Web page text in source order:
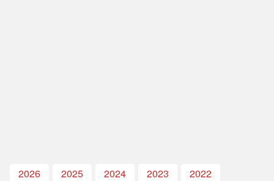
2026 2025 2024 2023
2022